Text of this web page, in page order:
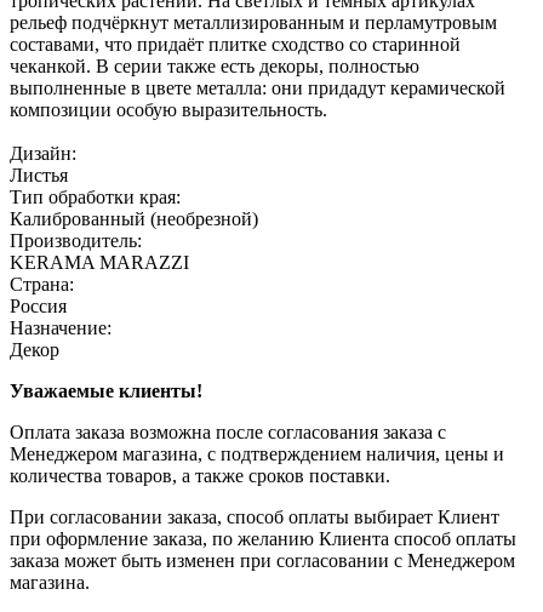
рельеф подчёркнут металлизированным и перламутровым
составами, что придаёт плитке сходство со старинной
чеканкой. В серии также есть декоры, полностью
выполненные в цвете металла: они придадут керамической
композиции особую выразительность.
Дизайн:
Листья
Тип обработки края:
Калиброванный (необрезной)
Производитель:
KERAMA MARAZZI
Страна:
Россия
Назначение:
Декор
Уважаемые клиенты!
Оплата заказа возможна после согласования заказа с
Менеджером магазина, с подтверждением наличия, цены и
количества товаров, а также сроков поставки.
При согласовании заказа, способ оплаты выбирает Клиент
при оформление заказа, по желанию Клиента способ оплаты
заказа может быть изменен при согласовании с Менеджером
магазина.